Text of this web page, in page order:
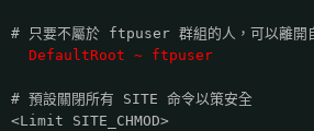
# 只要不屬於 ftpuser 群組的人，可以離開
DefaultRoot ~ ftpuser
# 預設關閉所有 SITE 命令以策安全
<Limit SITE_CHMOD>